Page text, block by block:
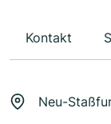
Kontakt
Neu-